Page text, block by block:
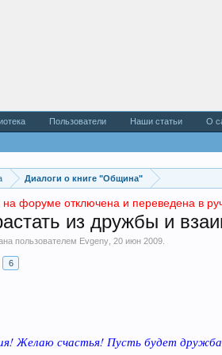
Диалоги о книге "Община"
форуме отключена и переведена в
из дружбы и
пользователем Evgeny ,20 июн 2009
6
Желаю счастья! Пусть будет
Пользователи Наши статьи О